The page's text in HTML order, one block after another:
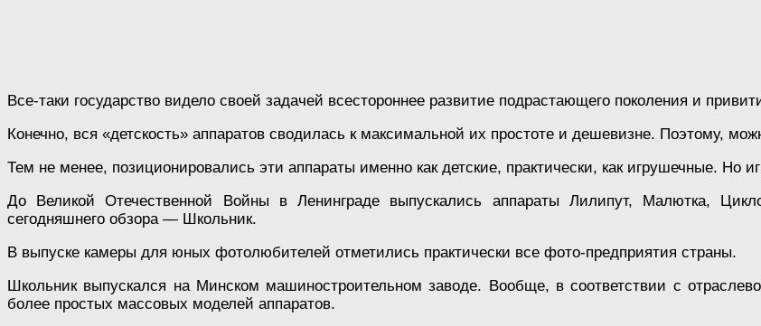
Все-таки государство видело своей задачей всестороннее развитие подрастающего поколения и
Конечно, вся «детскость» аппаратов сводилась к максимальной их простоте и дешевизне. Поэтому,
Тем не менее, позиционировались эти аппараты именно как детские, практически, как игрушечные.
До Великой Отечественной Войны в Ленинграде выпускались аппараты Лилипут, Малютка,
сегодняшнего обзора — Школьник.
В выпуске камеры для юных фотолюбителей отметились практически все фото-предприятия страны.
Школьник выпускался на Минском машиностроительном заводе. Вообще, в соответствии с
более простых массовых моделей аппаратов.